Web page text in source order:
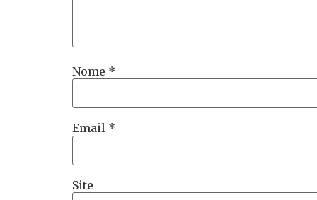
Nome *
Email *
Site